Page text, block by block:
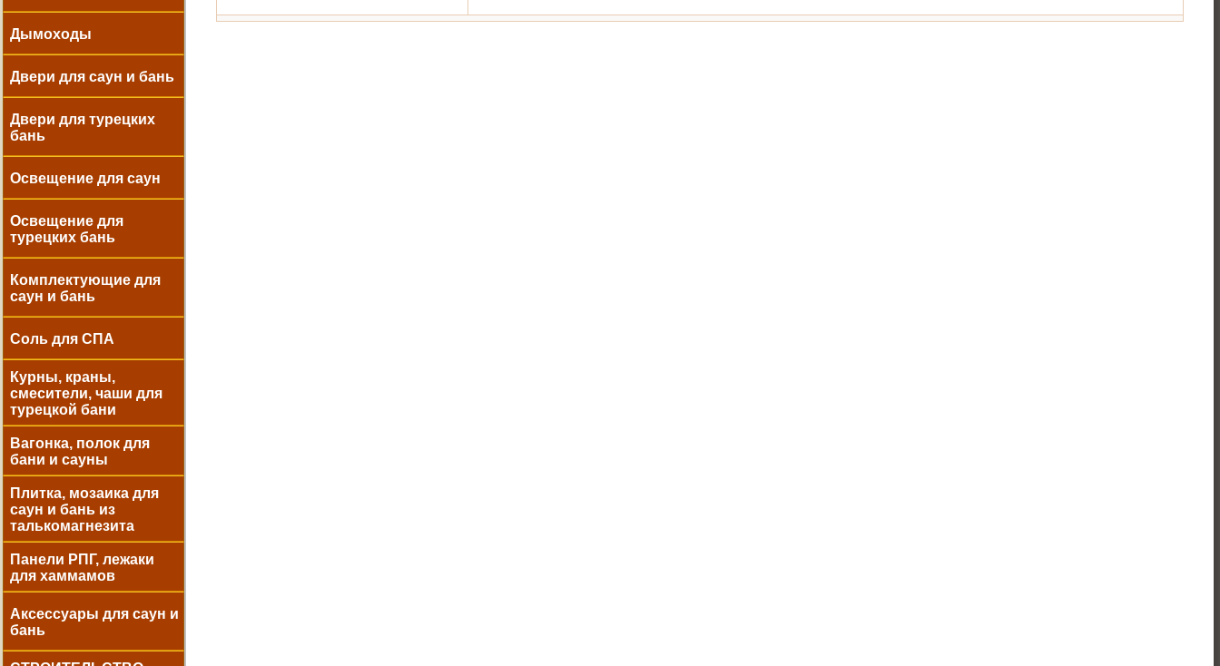
Дымоходы
Двери для саун и бань
Двери для турецких
бань
Освещение для саун
Освещение для
турецких бань
Комплектующие для
саун и бань
Соль для СПА
Курны, краны,
смесители, чаши для
турецкой бани
Вагонка, полок для
бани и сауны
Плитка, мозаика для
саун и бань из
талькомагнезита
Панели РПГ, лежаки
для хаммамов
Аксессуары для саун и
бань